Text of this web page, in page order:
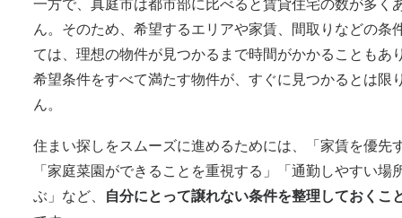
一方で、真庭市は都市部に比べると賃貸住宅の数が多く
ん。そのため、希望するエリアや家賃、間取りなどの条
ては、理想の物件が見つかるまで時間がかかることもあ
希望条件をすべて満たす物件が、すぐに見つかるとは限
ん。
住まい探しをスムーズに進めるためには、「家賃を優先
「家庭菜園ができることを重視する」「通勤しやすい場
ぶ」など、
自分にとって譲れない条件を整理しておくこ